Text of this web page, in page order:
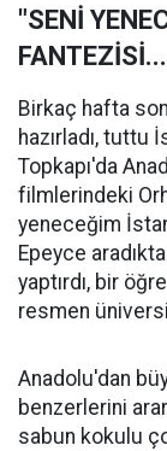
"SENİ
FANTEZİSİ...
Birkaç hafta
hazırladı, tuttu
Topkapı'da
filmlerindeki
yeneceğim
Epeyce
yaptırdı, bir
resmen
Anadolu'dan
benzerlerini
sabun kokulu